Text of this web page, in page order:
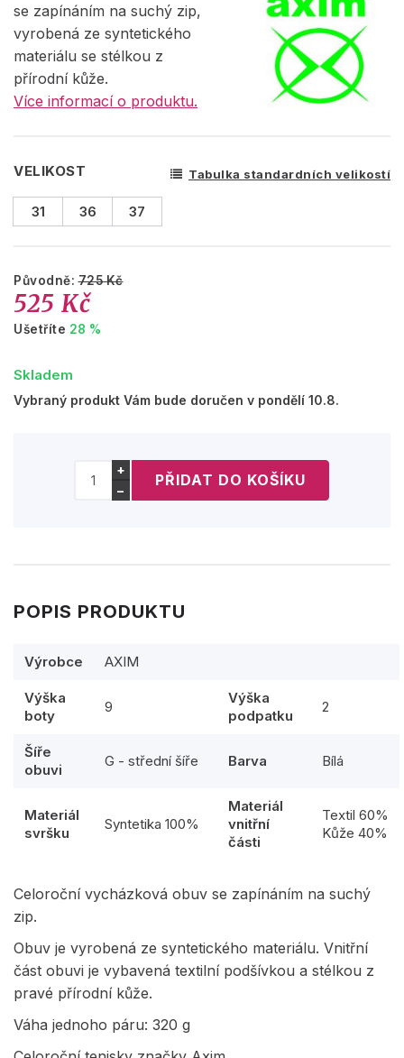
se zapínáním na suchý zip,
vyrobená ze syntetického
materiálu se stélkou z
přírodní kůže.
Více informací o produktu.
VELIKOST Tabulka standardních velikostí
31 36 37
Původně:725 Kč
525 Kč
Ušetříte 28 %
Skladem
Vybraný produkt Vám bude doručen v pondělí 10.8.
+
−
POPIS PRODUKTU
Výrobce AXIM
Výška
boty
9
Výška
podpatku
2
Šíře
obuvi
G - střední šíře Barva Bílá
Materiál
svršku
Syntetika 100%
Materiál
vnitřní
části
Textil 60%
Kůže 40%
Celoroční vycházková obuv se zapínáním na suchý
zip.
Obuv je vyrobená ze syntetického materiálu. Vnitřní
část obuvi je vybavená textilní podšívkou a stélkou z
pravé přírodní kůže.
Váha jednoho páru: 320 g